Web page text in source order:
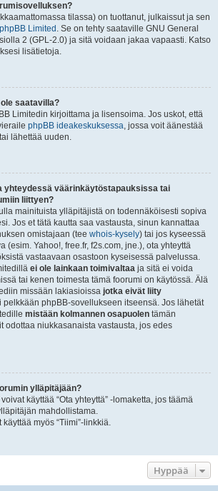
tilassa) on tuottanut, julkaissut ja sen
phpBB Limited . Se on tehty saataville GNU General
2 (GPL-2.0) ja sitä voidaan jakaa vapaasti. Katso
lisätietoja.
saatavilla?
Limitedin kirjoittama ja lisensoima. Jos uskot, että
phpBB ideakeskuksessa, jossa voit äänestää
lähettää uuden.
yhteydessä väärinkäytöstapauksissa tai
liittyen?
mainituista ylläpitäjistä on todennäköisesti sopiva
Jos et tätä kautta saa vastausta, sinun kannattaa
omistajaan (tee whois-kysely) tai jos kyseessä
(esim. Yahoo!, free.fr, f2s.com, jne.), ota yhteyttä
vastaavaan osastoon kyseisessä palvelussa.
ei ole lainkaan toimivaltaa ja sitä ei voida
tai kenen toimesta tämä foorumi on käytössä. Älä
missään lakiasioissa jotka eivät liity
pelkkään phpBB-sovellukseen itseensä. Jos lähetät
mistään kolmannen osapuolen tämän
odottaa niukkasanaista vastausta, jos edes
ylläpitäjään?
käyttää “Ota yhteyttä” -lomaketta, jos täämä
mahdollistama.
myös “Tiimi”-linkkiä.
Hyppää